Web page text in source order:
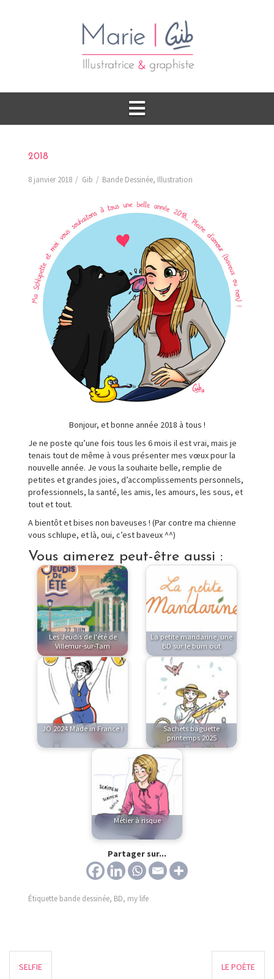
2018
8 janvier 2018 Gib Bande Dessinée, Illustration
Bonjour, et bonne année 2018 à tous !
Je ne poste qu’une fois tous les 6 mois il est vrai, mais je
tenais tout de même à vous présenter mes vœux pour la
nouvelle année. Je vous la souhaite belle, remplie de
petites et grandes joies, d’accomplissements personnels,
professionnels, la santé, les amis, les amours, les sous, et
tout et tout.
A bientôt et bises non baveuses ! (Par contre ma chienne
vous schlupe, et là, oui, c’est baveux ^^)
Vous aimerez peut-être aussi :
Les Jeudis de l'été de
Villemur-sur-Tarn
La petite mandarine, une
BD sur le burn out
JO 2024 Made in France !
Sachets baguette
printemps 2025
Métier à risque
Partager sur...
Étiquette bande dessinée, BD, my life
SELFIE LE POÈTE